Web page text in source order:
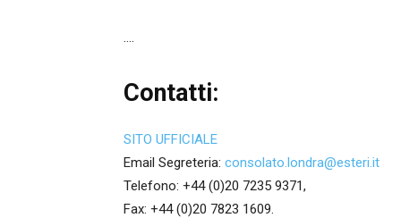
….
Contatti:
SITO UFFICIALE
Email Segreteria: consolato.londra@esteri.it
Telefono: +44 (0)20 7235 9371,
Fax: +44 (0)20 7823 1609.